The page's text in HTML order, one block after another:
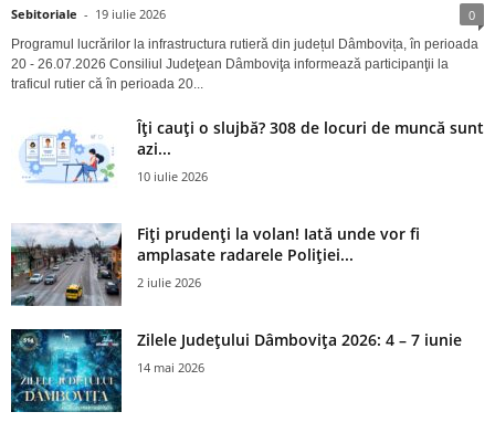
Sebitoriale - 19 iulie 2026 0
Programul lucrărilor la infrastructura rutieră din județul Dâmbovița, în perioada
20 - 26.07.2026 Consiliul Judeţean Dâmboviţa informează participanţii la
traficul rutier că în perioada 20...
Îți cauți o slujbă? 308 de locuri de muncă sunt
azi...
10 iulie 2026
Fiți prudenți la volan! Iată unde vor fi
amplasate radarele Poliției...
2 iulie 2026
Zilele Județului Dâmbovița 2026: 4 – 7 iunie
14 mai 2026